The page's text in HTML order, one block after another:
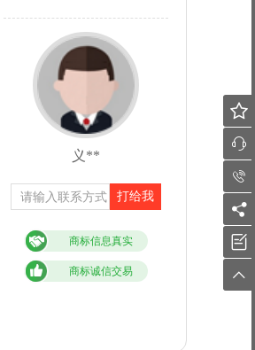
义**
打给我
商标信息真实
商标诚信交易





